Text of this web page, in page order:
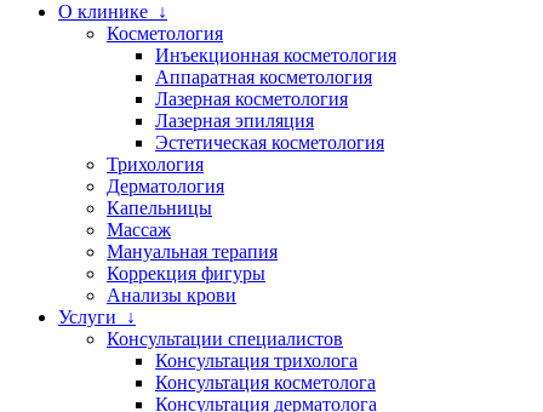
О клинике ↓
Косметология
Инъекционная косметология
Аппаратная косметология
Лазерная косметология
Лазерная эпиляция
Эстетическая косметология
Трихология
Дерматология
Капельницы
Массаж
Мануальная терапия
Коррекция фигуры
Анализы крови
Услуги ↓
Консультации специалистов
Консультация трихолога
Консультация косметолога
Консультация дерматолога